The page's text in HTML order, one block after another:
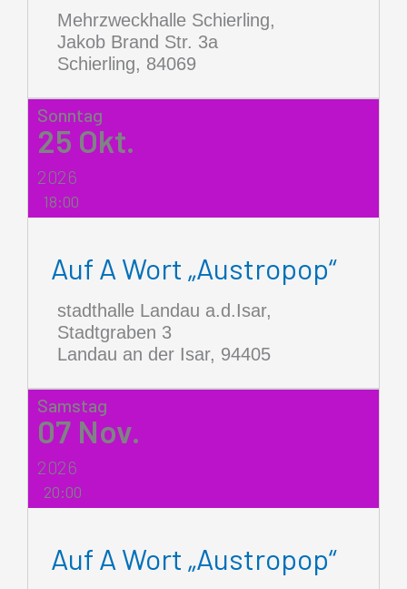
Mehrzweckhalle Schierling,
Jakob Brand Str. 3a
Schierling, 84069
Sonntag
25 Okt.
2026
18:00
Auf A Wort „Austropop“
stadthalle Landau a.d.Isar,
Stadtgraben 3
Landau an der Isar, 94405
Samstag
07 Nov.
2026
20:00
Auf A Wort „Austropop“